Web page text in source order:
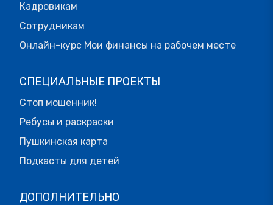
Кадровикам
Сотрудникам
Онлайн-курс Мои финансы на рабочем месте
СПЕЦИАЛЬНЫЕ ПРОЕКТЫ
Стоп мошенник!
Ребусы и раскраски
Пушкинская карта
Подкасты для детей
ДОПОЛНИТЕЛЬНО